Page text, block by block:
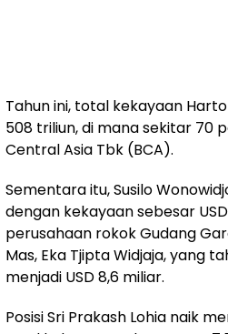
Tahun ini, total kekayaan
508 triliun, di mana sekitar 70
Central Asia Tbk (BCA).
Sementara itu, Susilo
dengan kekayaan sebesar
perusahaan rokok Gudang
Mas, Eka Tjipta Widjaja, yang
menjadi USD 8,6 miliar.
Posisi Sri Prakash Lohia naik